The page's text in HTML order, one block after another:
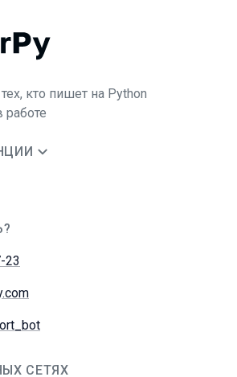
кто пишет на Python
работе
23
СЕТЯХ